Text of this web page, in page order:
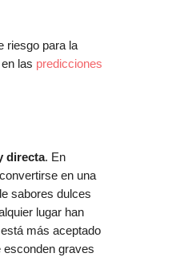
riesgo para la
las predicciones
directa. En
en una
sabores dulces
lugar han
más aceptado
esconden graves